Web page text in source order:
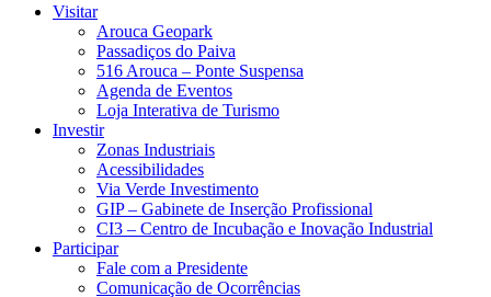
Visitar
Arouca Geopark
Passadiços do Paiva
516 Arouca – Ponte Suspensa
Agenda de Eventos
Loja Interativa de Turismo
Investir
Zonas Industriais
Acessibilidades
Via Verde Investimento
GIP – Gabinete de Inserção Profissional
CI3 – Centro de Incubação e Inovação Industrial
Participar
Fale com a Presidente
Comunicação de Ocorrências